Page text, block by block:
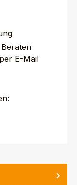
E-Mail